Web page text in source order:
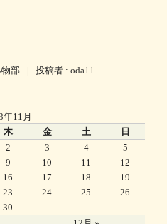
部 | 投稿者 : oda11
年11月
木 金 土 日
2 3 4
5
9 10 11
12
16 17 18
19
23 24 25
26
30